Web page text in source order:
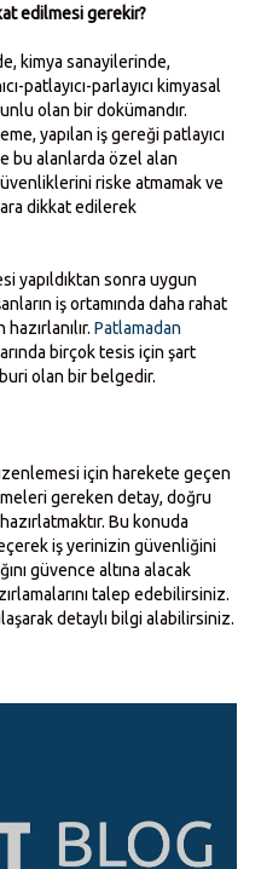
edilmesi gerekir?
kimya sanayilerinde,
patlayıcı-parlayıcı kimyasal
olan bir dokümandır.
yapılan iş gereği patlayıcı
bu alanlarda özel alan
riske atmamak ve
dikkat edilerek
yapıldıktan sonra uygun
iş ortamında daha rahat
hazırlanılır.Patlamadan
birçok tesis için şart
olan bir belgedir.
için harekete geçen
gereken detay, doğru
Bu konuda
iş yerinizin güvenliğini
güvence altına alacak
talep edebilirsiniz.
detaylı bilgi alabilirsiniz.